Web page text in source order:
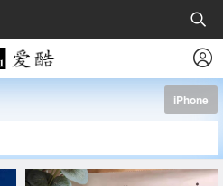
iPhone